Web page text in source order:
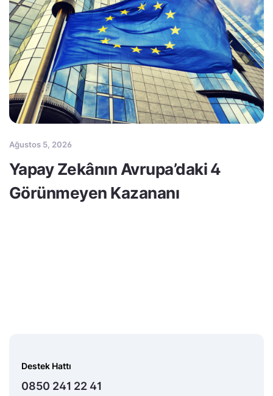
Ağustos 5, 2026
Yapay Zekânın Avrupa’daki 4
Görünmeyen Kazananı
Destek Hattı
0850 241 22 41